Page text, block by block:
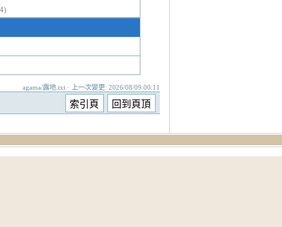
agama/露地.txt · 上一次變更: 2026/08/09 00:11